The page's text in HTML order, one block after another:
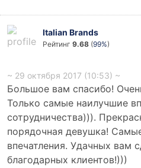
Italian Brands
Рейтинг 9.68 (99%)
~ 29 октября 2017 (10:53) ~
Большое вам спасибо!
Только самые наилучшие
сотрудничества))).
порядочная девушка!
впечатления. Удачных вам
благодарных клиентов!)))